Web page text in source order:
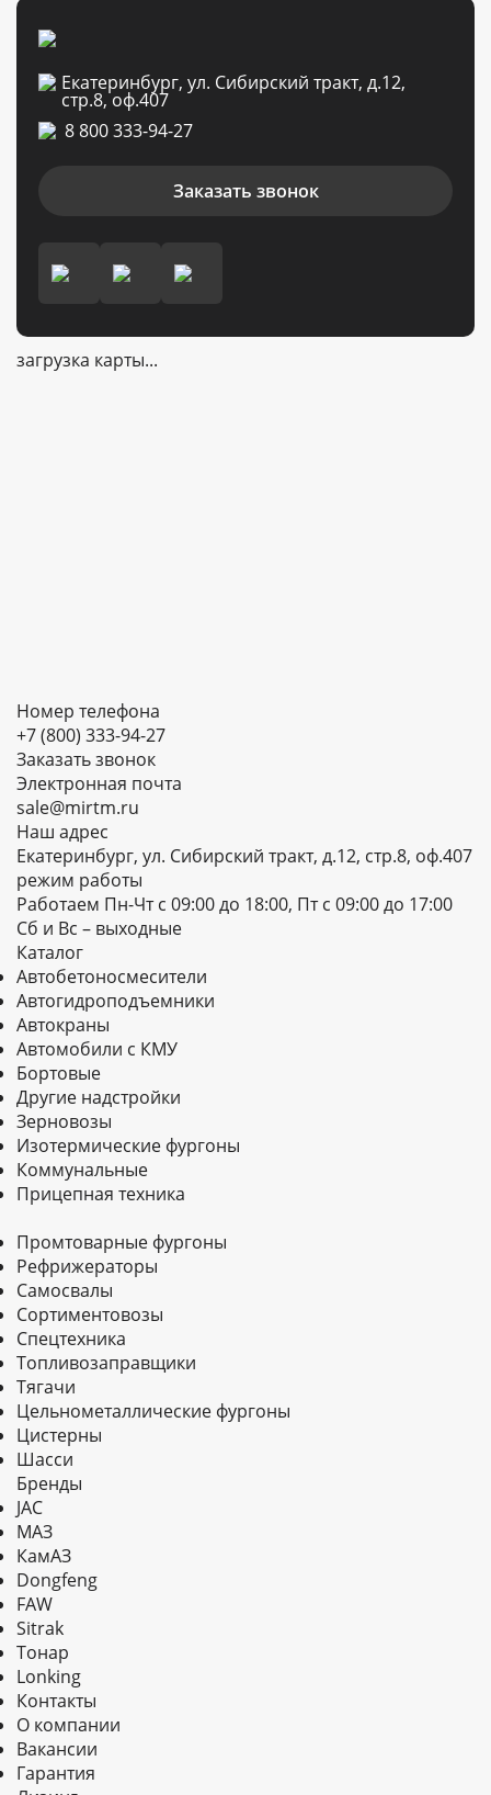
Екатеринбург, ул. Сибирский тракт, д.12,
стр.8, оф.407
8 800 333-94-27
Заказать звонок
загрузка карты...
Номер телефона
+7 (800) 333-94-27
Заказать звонок
Электронная почта
sale@mirtm.ru
Наш адрес
Екатеринбург, ул. Сибирский тракт, д.12, стр.8, оф.407
режим работы
Работаем Пн-Чт с 09:00 до 18:00, Пт с 09:00 до 17:00
Сб и Вс – выходные
Каталог
Автобетоносмесители
Автогидроподъемники
Автокраны
Автомобили с КМУ
Бортовые
Другие надстройки
Зерновозы
Изотермические фургоны
Коммунальные
Прицепная техника
Промтоварные фургоны
Рефрижераторы
Самосвалы
Сортиментовозы
Спецтехника
Топливозаправщики
Тягачи
Цельнометаллические фургоны
Цистерны
Шасси
Бренды
JAC
МАЗ
КамАЗ
Dongfeng
FAW
Sitrak
Тонар
Lonking
Контакты
О компании
Вакансии
Гарантия